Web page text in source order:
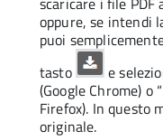
oppure, se intendi
puoi
tasto
e
(Google Chrome) o “
Firefox). In questo
originale.